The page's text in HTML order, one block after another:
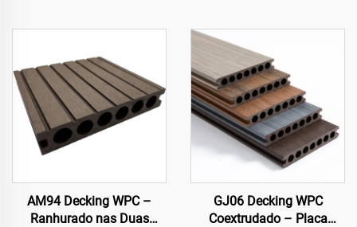
AM94 Decking WPC –
Ranhurado nas Duas
GJ06 Decking WPC
Coextrudado – Placa